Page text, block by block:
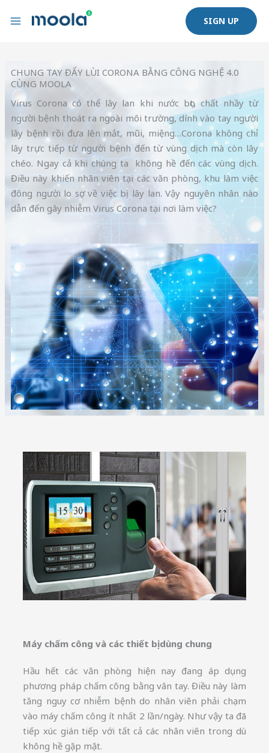
tới
SIGN UP
CHUNG TAY ĐẨY LÙI CORONA BẰNG CÔNG NGHỆ 4.0
CÙNG MOOLA
Virus Corona có thể lây lan khi nước bọt, chất nhầy từ
người bệnh thoát ra ngoài môi trường, dính vào tay người
lây bệnh rồi đưa lên mắt, mũi, miệng…Corona không chỉ
lây trực tiếp từ người bệnh đến từ vùng dịch mà còn lây
chéo. Ngay cả khi chúng ta không hề đến các vùng dịch.
Điều này khiến nhân viên tại các văn phòng, khu làm việc
đông người lo sợ về việc bị lây lan. Vậy nguyên nhân nào
dẫn đến gây nhiễm Virus Corona tại nơi làm việc?
Máy chấm công và các thiết bị dùng chung
Hầu hết các văn phòng hiện nay đang áp dụng
phương pháp chấm công bằng vân tay. Điều này làm
tăng nguy cơ nhiễm bệnh do nhân viên phải chạm
vào máy chấm công ít nhất 2 lần/ngày. Như vậy ta đã
tiếp xúc gián tiếp với tất cả các nhân viên trong dù
không hề gặp mặt.